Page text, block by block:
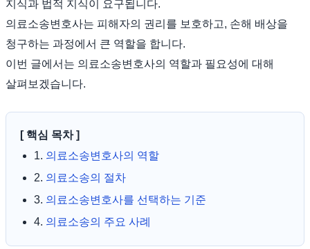
지식과 법적 지식이 요구됩니다.
의료소송변호사는 피해자의 권리를 보호하고, 손해 배상을
청구하는 과정에서 큰 역할을 합니다.
이번 글에서는 의료소송변호사의 역할과 필요성에 대해
살펴보겠습니다.
[ 핵심 목차 ]
1. 의료소송변호사의 역할
2. 의료소송의 절차
3. 의료소송변호사를 선택하는 기준
4. 의료소송의 주요 사례